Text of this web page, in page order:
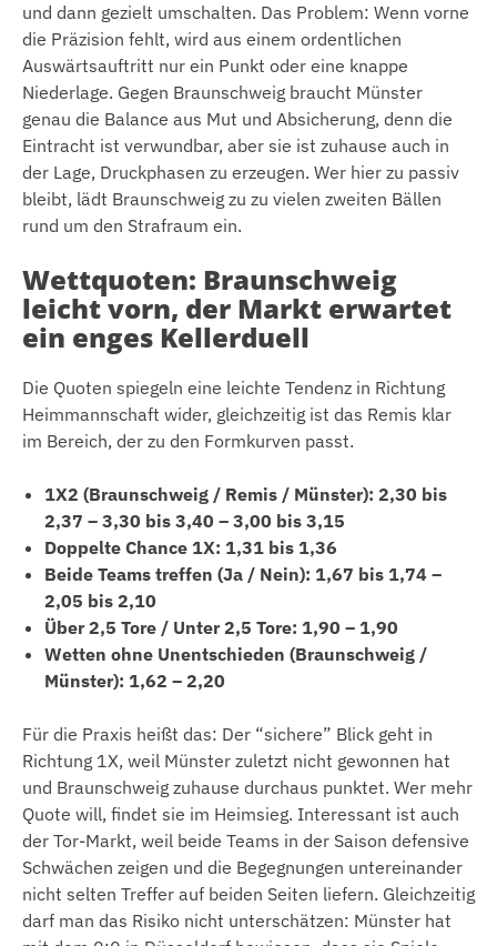
und dann gezielt umschalten. Das Problem: Wenn vorne
die Präzision fehlt, wird aus einem ordentlichen
Auswärtsauftritt nur ein Punkt oder eine knappe
Niederlage. Gegen Braunschweig braucht Münster
genau die Balance aus Mut und Absicherung, denn die
Eintracht ist verwundbar, aber sie ist zuhause auch in
der Lage, Druckphasen zu erzeugen. Wer hier zu passiv
bleibt, lädt Braunschweig zu zu vielen zweiten Bällen
rund um den Strafraum ein.
Wettquoten: Braunschweig
leicht vorn, der Markt erwartet
ein enges Kellerduell
Die Quoten spiegeln eine leichte Tendenz in Richtung
Heimmannschaft wider, gleichzeitig ist das Remis klar
im Bereich, der zu den Formkurven passt.
1X2 (Braunschweig / Remis / Münster): 2,30 bis
2,37 – 3,30 bis 3,40 – 3,00 bis 3,15
Doppelte Chance 1X: 1,31 bis 1,36
Beide Teams treffen (Ja / Nein): 1,67 bis 1,74 –
2,05 bis 2,10
Über 2,5 Tore / Unter 2,5 Tore: 1,90 – 1,90
Wetten ohne Unentschieden (Braunschweig /
Münster): 1,62 – 2,20
Für die Praxis heißt das: Der “sichere” Blick geht in
Richtung 1X, weil Münster zuletzt nicht gewonnen hat
und Braunschweig zuhause durchaus punktet. Wer mehr
Quote will, findet sie im Heimsieg. Interessant ist auch
der Tor-Markt, weil beide Teams in der Saison defensive
Schwächen zeigen und die Begegnungen untereinander
nicht selten Treffer auf beiden Seiten liefern. Gleichzeitig
darf man das Risiko nicht unterschätzen: Münster hat